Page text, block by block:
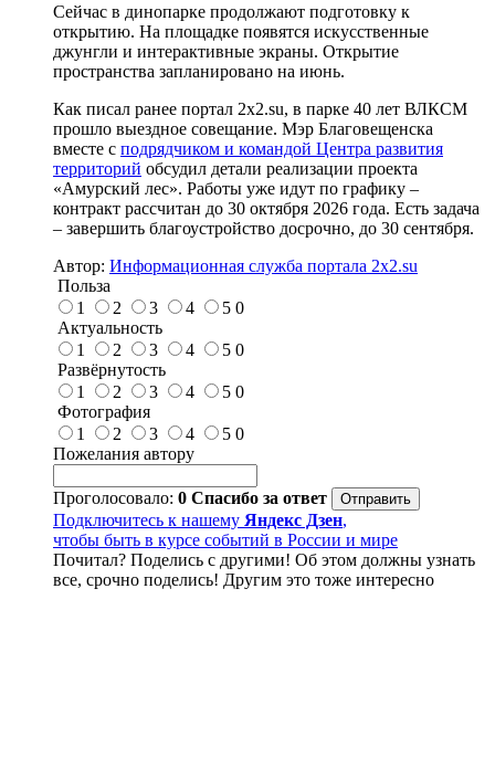
Сейчас в динопарке продолжают подготовку к
открытию. На площадке появятся искусственные
джунгли и интерактивные экраны. Открытие
пространства запланировано на июнь.
Как писал ранее портал 2х2.su, в парке 40 лет ВЛКСМ
прошло выездное совещание. Мэр Благовещенска
вместе с подрядчиком и командой Центра развития
территорий обсудил детали реализации проекта
«Амурский лес». Работы уже идут по графику –
контракт рассчитан до 30 октября 2026 года. Есть задача
– завершить благоустройство досрочно, до 30 сентября.
Автор: Информационная служба портала 2x2.su
Польза
1
2 3 4 5 0
Актуальность
1
2 3 4 5 0
Развёрнутость
1
2 3 4 5 0
Фотография
1
2 3 4 5 0
Пожелания автору
Проголосовало: 0 Спасибо за ответ
Подключитесь к нашему Яндекс Дзен,
чтобы быть в курсе событий в России и мире
Почитал? Поделись с другими! Об этом должны узнать
все, срочно поделись! Другим это тоже интересно